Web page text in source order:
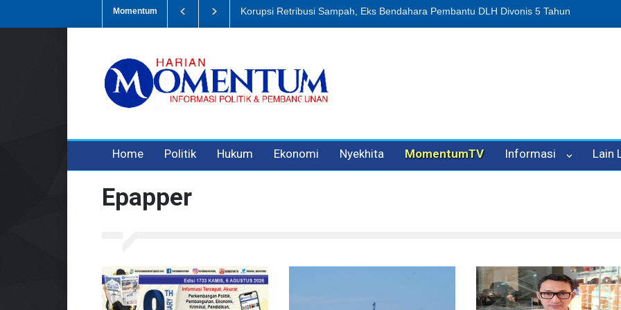
Momentum Dugaan Penipuan Oleh Oknum Kadis, Kuasa Hukum Pelapor Desak Polisi Tetapkan P-
Home Politik Hukum Ekonomi Nyekhita MomentumTV Informasi Lain
Epapper